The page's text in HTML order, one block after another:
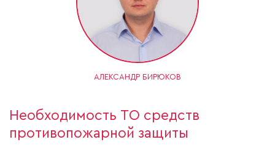
АЛЕКСАНДР БИРЮКОВ
Необходимость ТО средств
противопожарной защиты